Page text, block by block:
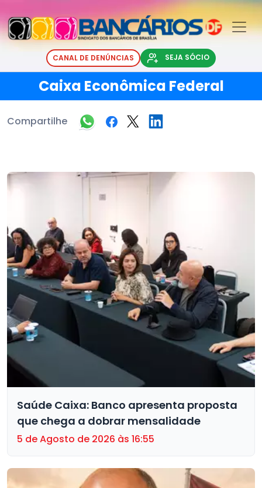
CANAL DE DENÚNCIAS SEJA SÓCIO
Caixa Econômica Federal
Compartilhe
Saúde Caixa: Banco apresenta proposta
que chega a dobrar mensalidade
5 de Agosto de 2026 às 16:55